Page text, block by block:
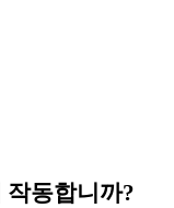
작동합니까?